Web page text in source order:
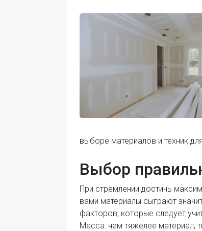
выборе материалов и техник
Выбор
При стремлении достичь
вами материалы сыграют
факторов, которые следует
Масса: чем тяжелее материал,